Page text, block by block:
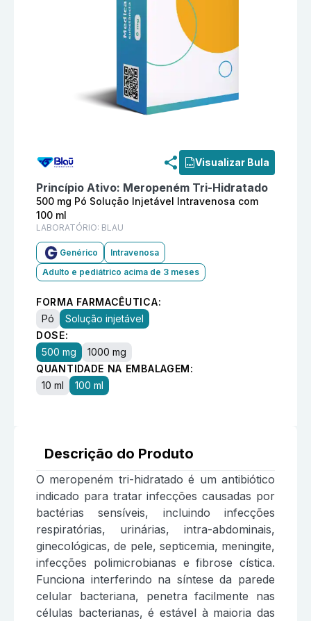
Visualizar Bula
Princípio Ativo: Meropeném Tri-Hidratado
500 mg Pó Solução Injetável Intravenosa com
100 ml
LABORATÓRIO: BLAU
Genérico
Intravenosa
Adulto e pediátrico acima de 3 meses
FORMA FARMACÊUTICA:
Pó
Solução injetável
DOSE:
500 mg
1000 mg
QUANTIDADE NA EMBALAGEM:
10 ml
100 ml
Descrição do Produto
O meropeném tri-hidratado é um antibiótico
indicado para tratar infecções causadas por
bactérias sensíveis, incluindo infecções
respiratórias, urinárias, intra-abdominais,
ginecológicas, de pele, septicemia, meningite,
infecções polimicrobianas e fibrose cística.
Funciona interferindo na síntese da parede
celular bacteriana, penetra facilmente nas
células bacterianas, é estável à maioria das